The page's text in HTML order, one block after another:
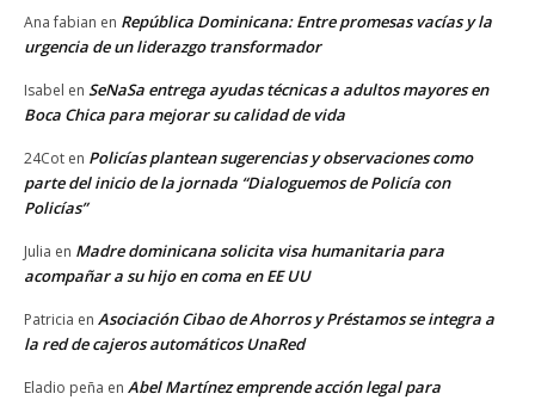
Ana fabian en República Dominicana: Entre promesas vacías y la
urgencia de un liderazgo transformador
Isabel en SeNaSa entrega ayudas técnicas a adultos mayores en
Boca Chica para mejorar su calidad de vida
24Cot en Policías plantean sugerencias y observaciones como
parte del inicio de la jornada “Dialoguemos de Policía con
Policías”
Julia en Madre dominicana solicita visa humanitaria para
acompañar a su hijo en coma en EE UU
Patricia en Asociación Cibao de Ahorros y Préstamos se integra a
la red de cajeros automáticos UnaRed
Eladio peña en Abel Martínez emprende acción legal para